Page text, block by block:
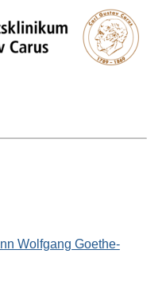
Wolfgang Goethe-